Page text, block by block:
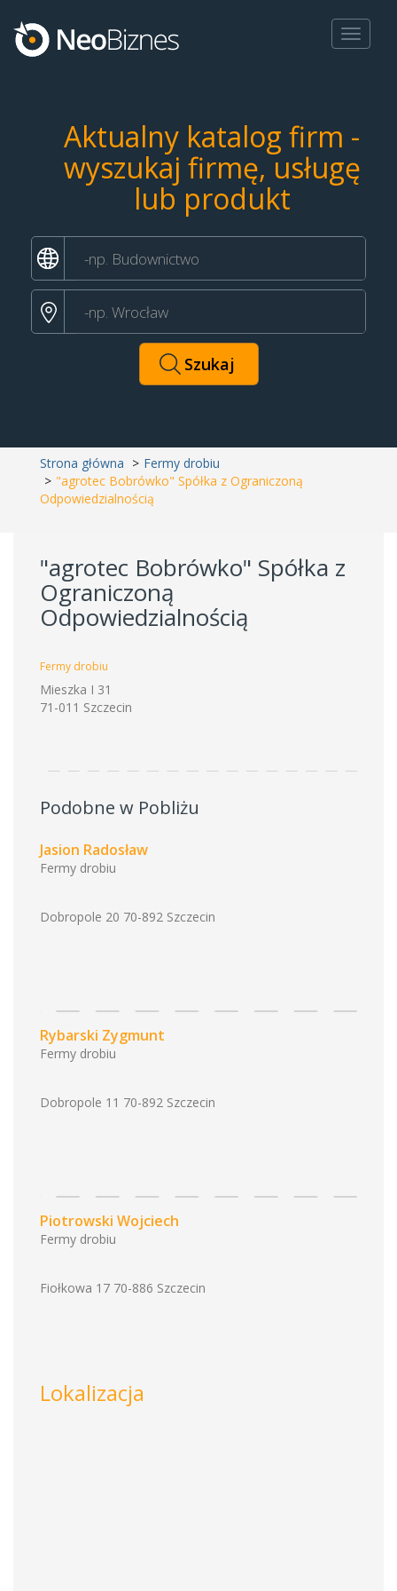
Toggle
Aktualny katalog firm -
wyszukaj firmę, usługę
lub produkt
Strona główna
Fermy drobiu
"agrotec Bobrówko" Spółka z Ograniczoną
Odpowiedzialnością
"agrotec Bobrówko" Spółka z
Ograniczoną
Odpowiedzialnością
Fermy drobiu
Mieszka I 31
71-011 Szczecin
Podobne w Pobliżu
Jasion Radosław
Fermy drobiu
Dobropole 20 70-892 Szczecin
Rybarski Zygmunt
Fermy drobiu
Dobropole 11 70-892 Szczecin
Piotrowski Wojciech
Fermy drobiu
Fiołkowa 17 70-886 Szczecin
Lokalizacja